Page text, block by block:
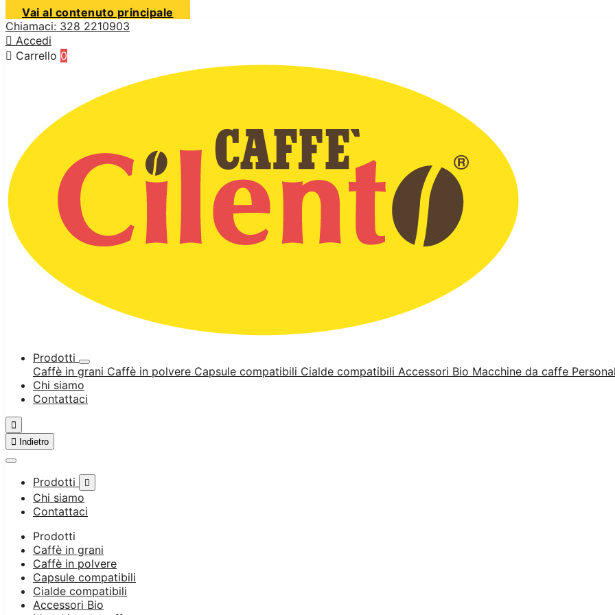
Vai al contenuto principale
Chiamaci: 328 2210903
 Accedi
 Carrello 0
Prodotti
Caffè in grani Caffè in polvere Capsule compatibili Cialde compatibili Accessori Bio Macchine da caffe
Chi siamo
Contattaci


Indietro
Prodotti 
Chi siamo
Contattaci
Prodotti
Caffè in grani
Caffè in polvere
Capsule compatibili
Cialde compatibili
Accessori Bio